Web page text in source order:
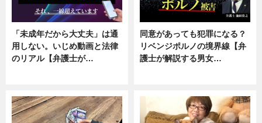
「未成年だから大丈夫」は通
用しない。いじめ動画と法律
のリアル【弁護士が…
同意があっても犯罪になる？
リベンジポルノの境界線【弁
護士が解説する男女…